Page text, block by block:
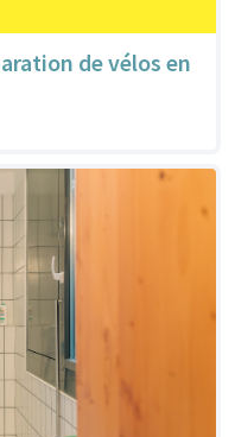
de vélos en